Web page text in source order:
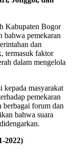
Kabupaten Bogor
bahwa pemekaran
dan
termasuk faktor
dalam mengelola
kepada masyarakat
pemekaran
berbagai forum dan
bahwa suara
2022)